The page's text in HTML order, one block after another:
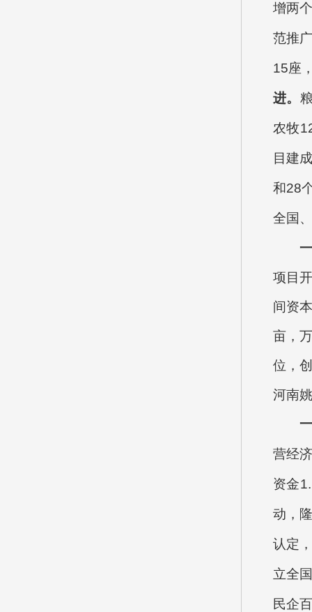
增两
范推
15座
进。
农牧
目建
和28
全国
项目
间资
亩，
位，
河南
营经
资金
动，
认定
立全
民企